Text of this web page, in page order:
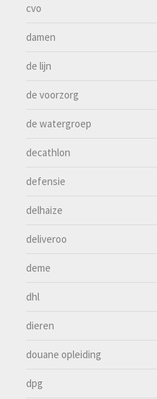
cvo
damen
de lijn
de voorzorg
de watergroep
decathlon
defensie
delhaize
deliveroo
deme
dhl
dieren
douane opleiding
dpg